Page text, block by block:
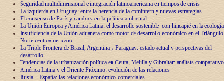
Seguridad multidimensional e integración latinoamericana en tiempos de crisis
La izquierda en Uruguay: entre la herencia de lа comintern y nuevas estrategias
El consenso de París y cambios en la política ambiental
La Unión Europea y América Latina: el desarrollo sostenible con hincapié en la ecología
Insuficiencia de la Unión aduanera como motor de desarrollo económico en el Triángulo
Norte centroamericano
La Triple Frontera de Brasil, Argentina y Paraguay: estado actual y perspectivas del
desarrollo
Tendencias de la urbanización política en Ceuta, Melilla y Gibraltar: análisis comparativo
América Latina y el Oriente Próximo: evolución de las relaciones
Rusia – España: las relaciones económico-comerciales